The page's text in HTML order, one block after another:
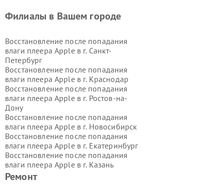
Ремонт
Филиалы в Вашем городе
Восстановление после попадания
влаги плеера Apple в г. Санкт-
Петербург
Восстановление после попадания
влаги плеера Apple в г. Краснодар
Восстановление после попадания
влаги плеера Apple в г. Ростов-на-
Дону
Восстановление после попадания
влаги плеера Apple в г. Новосибирск
Восстановление после попадания
влаги плеера Apple в г. Екатеринбург
Восстановление после попадания
влаги плеера Apple в г. Казань
Восстановление после попадания